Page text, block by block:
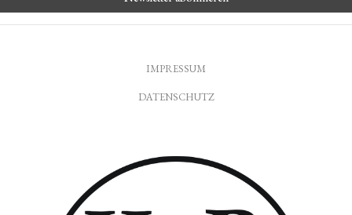
IMPRESSUM
DATENSCHUTZ